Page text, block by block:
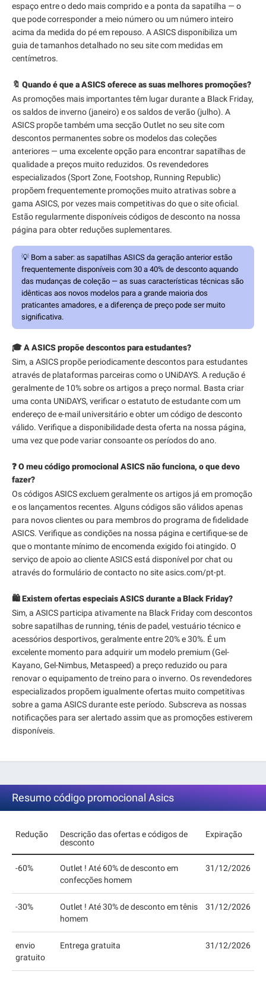
espaço entre o dedo mais comprido e a ponta da sapatilha — o
que pode corresponder a meio número ou um número inteiro
acima da medida do pé em repouso. A ASICS disponibiliza um
guia de tamanhos detalhado no seu site com medidas em
centímetros.
🔖 Quando é que a ASICS oferece as suas melhores promoções?
As promoções mais importantes têm lugar durante a Black Friday,
os saldos de inverno (janeiro) e os saldos de verão (julho). A
ASICS propõe também uma secção Outlet no seu site com
descontos permanentes sobre os modelos das coleções
anteriores — uma excelente opção para encontrar sapatilhas de
qualidade a preços muito reduzidos. Os revendedores
especializados (Sport Zone, Footshop, Running Republic)
propõem frequentemente promoções muito atrativas sobre a
gama ASICS, por vezes mais competitivas do que o site oficial.
Estão regularmente disponíveis códigos de desconto na nossa
página para obter reduções suplementares.
💡 Bom a saber: as sapatilhas ASICS da geração anterior estão
frequentemente disponíveis com 30 a 40% de desconto aquando
das mudanças de coleção — as suas características técnicas são
idênticas aos novos modelos para a grande maioria dos
praticantes amadores, e a diferença de preço pode ser muito
significativa.
🎓 A ASICS propõe descontos para estudantes?
Sim, a ASICS propõe periodicamente descontos para estudantes
através de plataformas parceiras como o UNiDAYS. A redução é
geralmente de 10% sobre os artigos a preço normal. Basta criar
uma conta UNiDAYS, verificar o estatuto de estudante com um
endereço de e-mail universitário e obter um código de desconto
válido. Verifique a disponibilidade desta oferta na nossa página,
uma vez que pode variar consoante os períodos do ano.
❓ O meu código promocional ASICS não funciona, o que devo
fazer?
Os códigos ASICS excluem geralmente os artigos já em promoção
e os lançamentos recentes. Alguns códigos são válidos apenas
para novos clientes ou para membros do programa de fidelidade
ASICS. Verifique as condições na nossa página e certifique-se de
que o montante mínimo de encomenda exigido foi atingido. O
serviço de apoio ao cliente ASICS está disponível por chat ou
através do formulário de contacto no site asics.com/pt-pt.
🛍️ Existem ofertas especiais ASICS durante a Black Friday?
Sim, a ASICS participa ativamente na Black Friday com descontos
sobre sapatilhas de running, ténis de padel, vestuário técnico e
acessórios desportivos, geralmente entre 20% e 30%. É um
excelente momento para adquirir um modelo premium (Gel-
Kayano, Gel-Nimbus, Metaspeed) a preço reduzido ou para
renovar o equipamento de treino para o inverno. Os revendedores
especializados propõem igualmente ofertas muito competitivas
sobre a gama ASICS durante este período. Subscreva as nossas
notificações para ser alertado assim que as promoções estiverem
disponíveis.
Resumo código promocional Asics
Redução
Descrição das ofertas e códigos de
desconto
Expiração
-60%
Outlet ! Até 60% de desconto em
confecções homem
31/12/2026
-30%
Outlet ! Até 30% de desconto em tênis
homem
31/12/2026
envio
gratuito
Entrega gratuita 31/12/2026